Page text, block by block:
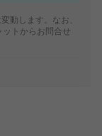
動します。なお、
トからお問合せ